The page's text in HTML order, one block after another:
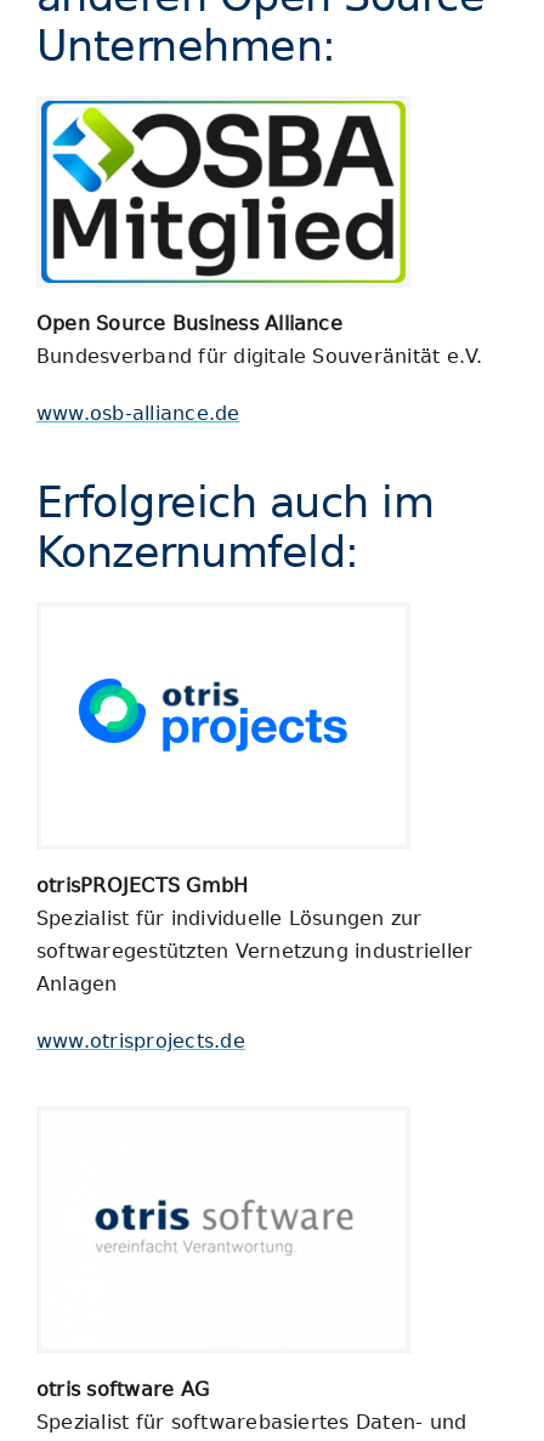
Unternehmen:
Open Source Business Alliance
Bundesverband für digitale Souveränität e.V.
www.osb-alliance.de
Erfolgreich auch im
Konzernumfeld:
otrisPROJECTS GmbH
Spezialist für individuelle Lösungen zur
softwaregestützten Vernetzung industrieller
Anlagen
www.otrisprojects.de
otris software AG
Spezialist für softwarebasiertes Daten- und